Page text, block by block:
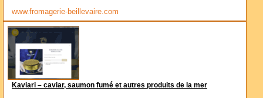
www.fromagerie-beillevaire.com
Kaviari – caviar, saumon fumé et autres produits de la mer